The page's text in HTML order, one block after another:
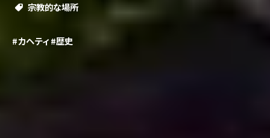
宗教的な場所
#カヘティ#歴史